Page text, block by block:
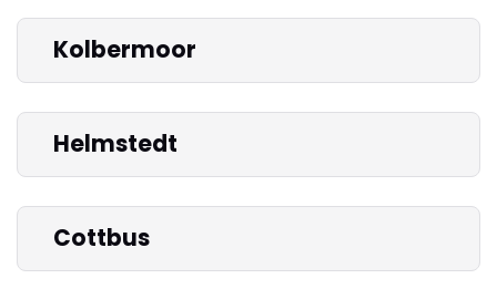
Kolbermoor
Helmstedt
Cottbus